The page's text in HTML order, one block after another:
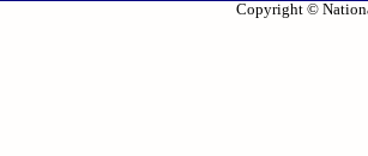
Copyright ©